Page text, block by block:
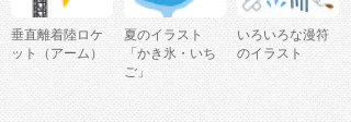
垂直離着陸ロケ
ット（アーム）
夏のイラスト
「かき氷・いち
ご」
いろいろな漫符
のイラスト